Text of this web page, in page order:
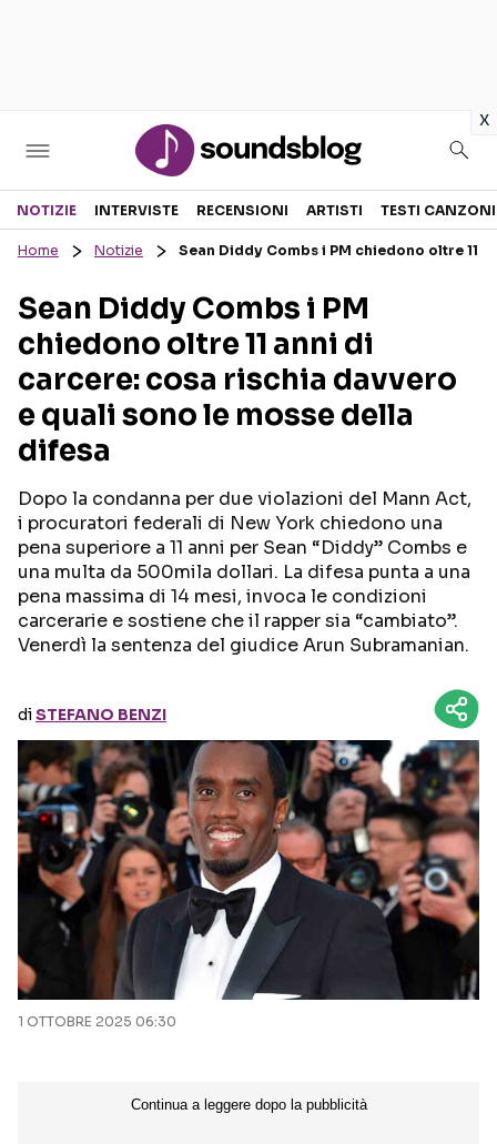
x
Sezioni
RECENSIONI MUSICALI
INTERVISTE
GOSSIP E CURIOSITÀ
TESTI CANZONI
TOUR ED EVENTI
TALENT SHOW
Seguici sui social
NOTIZIE INTERVISTE RECENSIONI ARTISTI TESTI CANZONI
Home Notizie Sean Diddy Combs i PM chiedono oltre 11
Sean Diddy Combs i PM
chiedono oltre 11 anni di
carcere: cosa rischia davvero
e quali sono le mosse della
difesa
Dopo la condanna per due violazioni del Mann Act,
i procuratori federali di New York chiedono una
pena superiore a 11 anni per Sean “Diddy” Combs e
una multa da 500mila dollari. La difesa punta a una
pena massima di 14 mesi, invoca le condizioni
carcerarie e sostiene che il rapper sia “cambiato”.
Venerdì la sentenza del giudice Arun Subramanian.
diSTEFANO BENZI
1 OTTOBRE 2025 06:30